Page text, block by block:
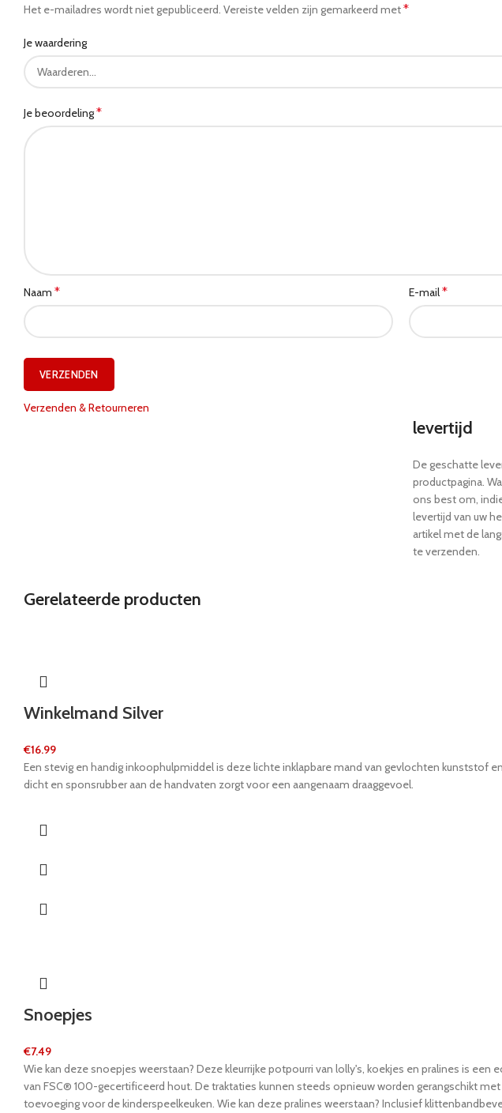
Het e-mailadres wordt niet gepubliceerd. Vereiste velden zijn gemarkeerd met*
Je waardering
Je beoordeling*
Naam * E-mail*
Verzenden & Retourneren
levertijd
De geschatte
productpagina.
ons best om,
levertijd van uw
artikel met de
te verzenden.
Gerelateerde producten
Winkelmand Silver
€16.99
Een stevig en handig inkoophulpmiddel is deze lichte inklapbare mand van gevlochten kunststof
dicht en sponsrubber aan de handvaten zorgt voor een aangenaam draaggevoel.
Snoepjes
€7.49
Wie kan deze snoepjes weerstaan? Deze kleurrijke potpourri van lolly's, koekjes en pralines is
van FSC® 100-gecertificeerd hout. De traktaties kunnen steeds opnieuw worden gerangschikt
toevoeging voor de kinderspeelkeuken. Wie kan deze pralines weerstaan? Inclusief